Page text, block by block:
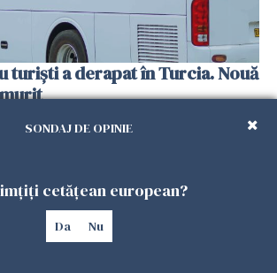
turiști a derapat în Turcia. Nouă
SONDAJ DE OPINIE
cetățean european?
Da Nu